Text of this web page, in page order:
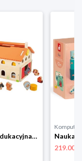
Zabawka edukacyjna,zestaw do odgrywania ról Janod Farma Drewniana J03318
219.00 zł